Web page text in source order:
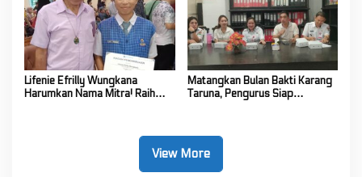
Lifenie Efrilly Wungkana
Harumkan Nama Mitra! Raih
Matangkan Bulan Bakti Karang
Taruna, Pengurus Siap
View More